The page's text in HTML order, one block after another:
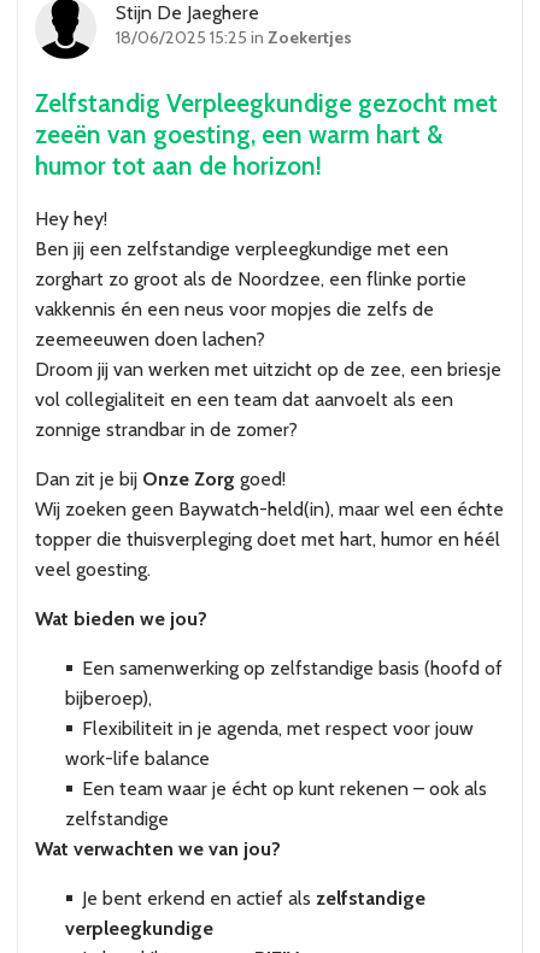
Stijn De Jaeghere
18/06/2025 15:25 inZoekertjes
Zelfstandig Verpleegkundige gezocht met
zeeën van goesting, een warm hart &
humor tot aan de horizon!
Hey hey!
Ben jij een zelfstandige verpleegkundige met een
zorghart zo groot als de Noordzee, een flinke portie
vakkennis én een neus voor mopjes die zelfs de
zeemeeuwen doen lachen?
Droom jij van werken met uitzicht op de zee, een briesje
vol collegialiteit en een team dat aanvoelt als een
zonnige strandbar in de zomer?
Dan zit je bij Onze Zorg goed!
Wij zoeken geen Baywatch-held(in), maar wel een échte
topper die thuisverpleging doet met hart, humor en héél
veel goesting.
Wat bieden we jou?
Een samenwerking op zelfstandige basis (hoofd of
bijberoep),
Flexibiliteit in je agenda, met respect voor jouw
work-life balance
Een team waar je écht op kunt rekenen – ook als
zelfstandige
Wat verwachten we van jou?
Je bent erkend en actief als zelfstandige
verpleegkundige